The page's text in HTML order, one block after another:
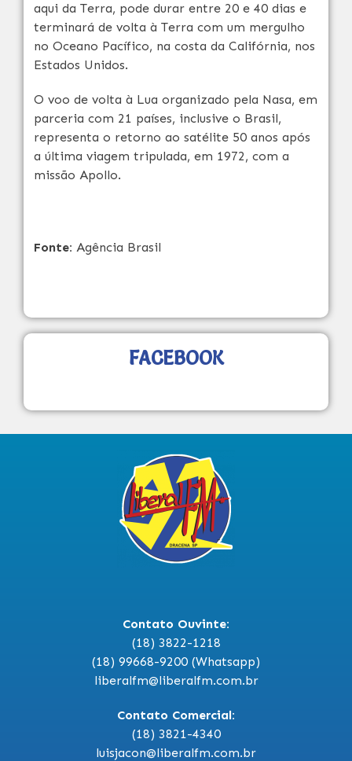
aqui da Terra, pode durar entre 20 e 40 dias e
terminará de volta à Terra com um mergulho
no Oceano Pacífico, na costa da Califórnia, nos
Estados Unidos.
O voo de volta à Lua organizado pela Nasa, em
parceria com 21 países, inclusive o Brasil,
representa o retorno ao satélite 50 anos após
a última viagem tripulada, em 1972, com a
missão Apollo.
Fonte: Agência Brasil
FACEBOOK
Contato Ouvinte:
(18) 3822-1218
(18) 99668-9200 (Whatsapp)
liberalfm@liberalfm.com.br
Contato Comercial:
(18) 3821-4340
luisjacon@liberalfm.com.br